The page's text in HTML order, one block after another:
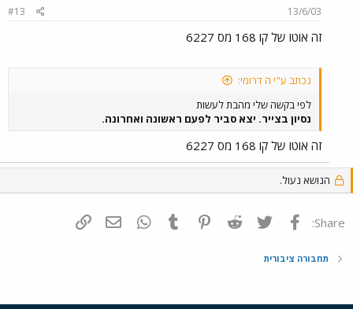
13/6/03
#13
זה אוטו של קו 168 מס 6227
נכתב ע"י ה דרומי:
לפי בקשה שלי מהבת לעשות
נסיון בצייר. יצא סביר לפעם ראשונה ואחרונה.
זה אוטו של קו 168 מס 6227
הנושא נעול.
Share: פייסבוק Twitter
Reddit
Pinterest
Tumblr
WhatsAppדואר אלקטרוני
תחבורה ציבורית